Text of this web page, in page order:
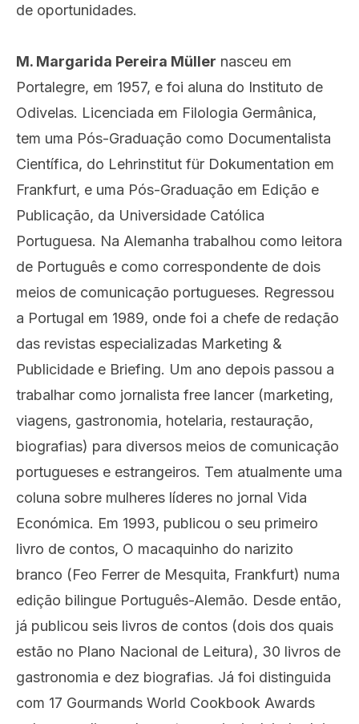
de oportunidades.
M. Margarida Pereira Müller nasceu em
Portalegre, em 1957, e foi aluna do Instituto de
Odivelas. Licenciada em Filologia Germânica,
tem uma Pós-Graduação como Documentalista
Científica, do Lehrinstitut für Dokumentation em
Frankfurt, e uma Pós-Graduação em Edição e
Publicação, da Universidade Católica
Portuguesa. Na Alemanha trabalhou como leitora
de Português e como correspondente de dois
meios de comunicação portugueses. Regressou
a Portugal em 1989, onde foi a chefe de redação
das revistas especializadas Marketing &
Publicidade e Briefing. Um ano depois passou a
trabalhar como jornalista free lancer (marketing,
viagens, gastronomia, hotelaria, restauração,
biografias) para diversos meios de comunicação
portugueses e estrangeiros. Tem atualmente uma
coluna sobre mulheres líderes no jornal Vida
Económica. Em 1993, publicou o seu primeiro
livro de contos, O macaquinho do narizito
branco (Feo Ferrer de Mesquita, Frankfurt) numa
edição bilingue Português-Alemão. Desde então,
já publicou seis livros de contos (dois dos quais
estão no Plano Nacional de Leitura), 30 livros de
gastronomia e dez biografias. Já foi distinguida
com 17 Gourmands World Cookbook Awards